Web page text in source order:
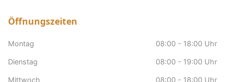
Öffnungszeiten
Montag 08:00 - 18:00 Uhr
Dienstag 08:00 - 19:00 Uhr
Mittwoch 08:00 - 18:00 Uhr